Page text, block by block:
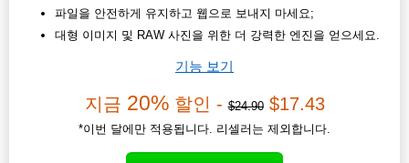
파일을 안전하게 유지하고 웹으로 보내지 마세요;
대형 이미지 및 RAW 사진을 위한 더 강력한 엔진을 얻으세요.
기능 보기
지금 20%할인 -$24.90$17.43
*이번 달에만 적용됩니다. 리셀러는 제외합니다.